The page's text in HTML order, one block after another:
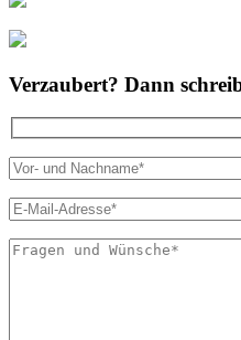
Verzaubert? Dann